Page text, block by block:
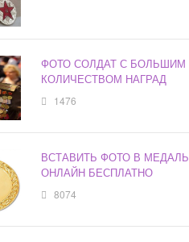
ФОТО СОЛДАТ С БОЛЬШИМ
КОЛИЧЕСТВОМ НАГРАД
1476
ВСТАВИТЬ ФОТО В МЕДАЛЬ
ОНЛАЙН БЕСПЛАТНО
8074